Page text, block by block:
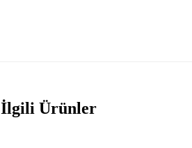
İlgili Ürünler